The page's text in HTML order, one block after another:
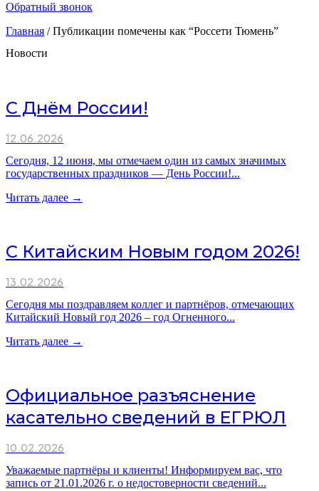
Обратный звонок
Главная / Публикации помечены как “Россети Тюмень”
Новости
С Днём России!
12.06.2026
Сегодня, 12 июня, мы отмечаем один из самых значимых
государственных праздников — День России!...
Читать далее →
С Китайским Новым годом 2026!
13.02.2026
Сегодня мы поздравляем коллег и партнёров, отмечающих
Китайский Новый год 2026 – год Огненного...
Читать далее →
Официальное разъяснение
касательно сведений в ЕГРЮЛ
10.02.2026
Уважаемые партнёры и клиенты! Информируем вас, что
запись от 21.01.2026 г. о недостоверности сведений...